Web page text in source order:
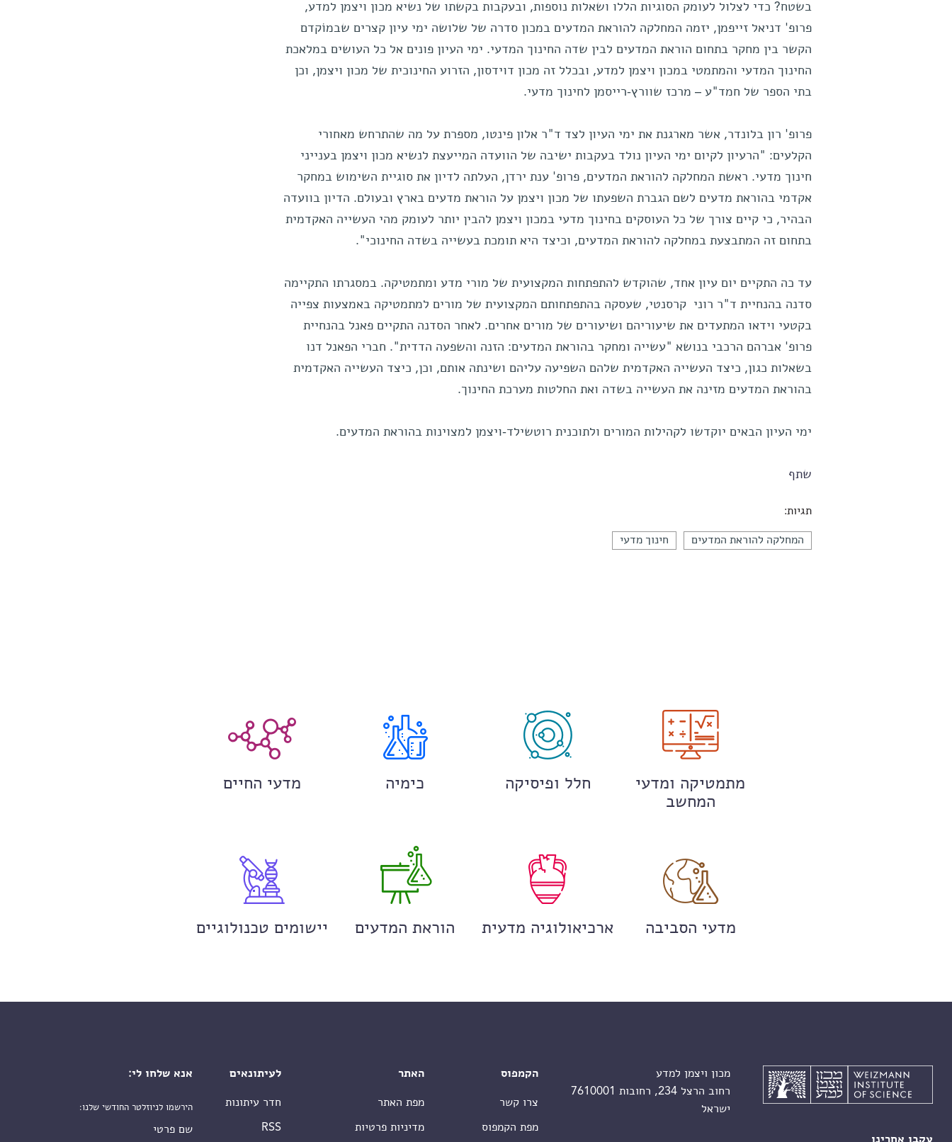
בשטח? כדי לצלול לעומק הסוגיות הללו ושאלות נוספות, ובעקבות בקשתו של נשיא מכון ויצמן למדע,
פרופ' דניאל זייפמן, יזמה המחלקה להוראת המדעים במכון סדרה של שלושה ימי עיון קצרים שבמוֹקדם
הקשר בין מחקר בתחום הוראת המדעים לבין שדה החינוך המדעי. ימי העיון פונים אל כל העושים במלאכת
החינוך המדעי והמתמטי במכון ויצמן למדע, ובכלל זה מכון דוידסון, הזרוע החינוכית של מכון ויצמן, וכן
בתי הספר של חמד"ע – מרכז שוורץ-רייסמן לחינוך מדעי.
פרופ' רון בלונדר, אשר מארגנת את ימי העיון לצד ד"ר אלון פינטו, מספרת על מה שהתרחש מאחורי
הקלעים: "הרעיון לקיום ימי העיון נולד בעקבות ישיבה של הוועדה המייעצת לנשיא מכון ויצמן בענייני
חינוך מדעי. ראשת המחלקה להוראת המדעים, פרופ' ענת ירדן, העלתה לדיון את סוגיית השימוש במחקר
אקדמי בהוראת מדעים לשם הגברת השפעתו של מכון ויצמן על הוראת מדעים בארץ ובעולם. הדיון בוועדה
הבהיר, כי קיים צורך של כל העוסקים בחינוך מדעי במכון ויצמן להבין יותר לעומק מהי העשייה האקדמית
בתחום זה המתבצעת במחלקה להוראת המדעים, וכיצד היא תומכת בעשייה בשדה החינוכי".
עד כה התקיים יום עיון אחד, שהוקדש להתפתחות המקצועית של מורי מדע ומתמטיקה. במסגרתו התקיימה
סדנה בהנחיית ד"ר רוני קרסנטי, שעסקה בהתפתחותם המקצועית של מורים למתמטיקה באמצעות צפייה
בקטעי וידאו המתעדים את שיעוריהם ושיעורים של מורים אחרים. לאחר הסדנה התקיים פאנל בהנחיית
פרופ' אברהם הרכבי בנושא "עשייה ומחקר בהוראת המדעים: הזנה והשפעה הדדית". חברי הפאנל דנו
בשאלות כגון, כיצד העשייה האקדמית שלהם השפיעה עליהם ושינתה אותם, וכן, כיצד העשייה האקדמית
בהוראת המדעים מזינה את העשייה בשדה ואת החלטות מערכת החינוך.
ימי העיון הבאים יוקדשו לקהילות המורים ולתוכנית רוטשילד-ויצמן למצוינות בהוראת המדעים.
שתף
תגיות:
המחלקה להוראת המדעים חינוך מדעי
מתמטיקה ומדעי
המחשב
חלל ופיסיקה כימיה מדעי החיים
מדעי הסביבה ארכיאולוגיה מדעית הוראת המדעים יישומים טכנולוגיים
מכון ויצמן למדע
רחוב הרצל 234, רחובות 7610001
ישראל
הקמפוס
צרו קשר
מפת הקמפוס
האתר
מפת האתר
מדיניות פרטיות
לעיתונאים
חדר עיתונות
RSS
אנא שלחו לי:
הירשמו לניוזלטר החודשי שלנו: